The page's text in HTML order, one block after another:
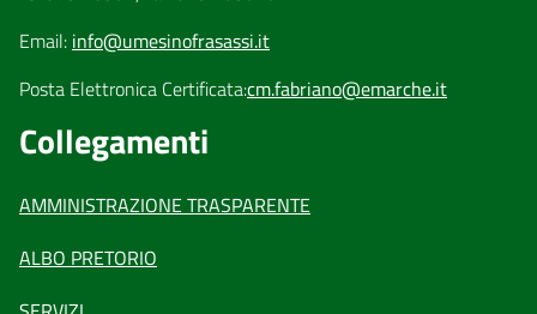
Email: info@umesinofrasassi.it
Posta Elettronica Certificata:cm.fabriano@emarche.it
Collegamenti
AMMINISTRAZIONE TRASPARENTE
ALBO PRETORIO